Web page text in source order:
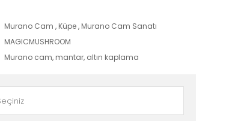
Murano Cam , Küpe , Murano Cam Sanatı
MAGICMUSHROOM
Murano cam, mantar, altın kaplama